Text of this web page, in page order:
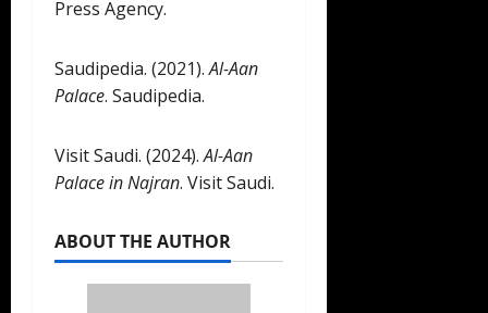
Press Agency.
Saudipedia. (2021).Al-Aan
Palace. Saudipedia.
Visit Saudi. (2024).Al-Aan
Palace in Najran. Visit Saudi.
ABOUT THE AUTHOR